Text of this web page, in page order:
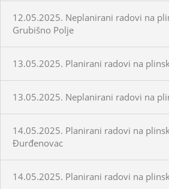
12.05.2025. Neplanirani radovi na
Grubišno Polje
13.05.2025. Planirani radovi na
13.05.2025. Neplanirani radovi na
14.05.2025. Planirani radovi na
Đurđenovac
14.05.2025. Planirani radovi na